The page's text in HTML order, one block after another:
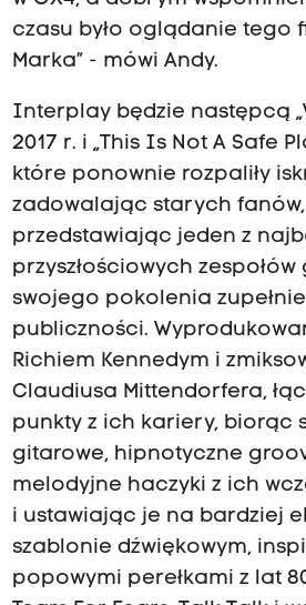
czasu było oglądanie tego
Marka” - mówi Andy.
Interplay będzie następcą
2017 r. i „This Is Not A Safe
które ponownie rozpaliły
zadowalając starych
przedstawiając jeden z
przyszłościowych
swojego pokolenia
publiczności.
Richiem Kennedym i
Claudiusa Mittendorfera,
punkty z ich kariery, biorąc
gitarowe, hipnotyczne
melodyjne haczyki z ich
i ustawiając je na bardziej
szablonie dźwiękowym,
popowymi perełkami z lat